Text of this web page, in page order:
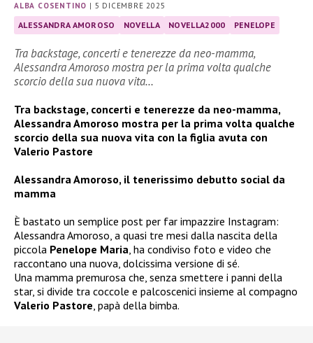
ALBA COSENTINO | 5 DICEMBRE 2025
ALESSANDRA AMOROSO NOVELLA NOVELLA2000 PENELOPE
Tra backstage, concerti e tenerezze da neo-mamma,
Alessandra Amoroso mostra per la prima volta qualche
scorcio della sua nuova vita…
Tra backstage, concerti e tenerezze da neo-mamma,
Alessandra Amoroso mostra per la prima volta qualche
scorcio della sua nuova vita con la figlia avuta con
Valerio Pastore
Alessandra Amoroso, il tenerissimo debutto social da
mamma
È bastato un semplice post per far impazzire Instagram:
Alessandra Amoroso, a quasi tre mesi dalla nascita della
piccola Penelope Maria , ha condiviso foto e video che
raccontano una nuova, dolcissima versione di sé.
Una mamma premurosa che, senza smettere i panni della
star, si divide tra coccole e palcoscenici insieme al compagno
Valerio Pastore , papà della bimba.